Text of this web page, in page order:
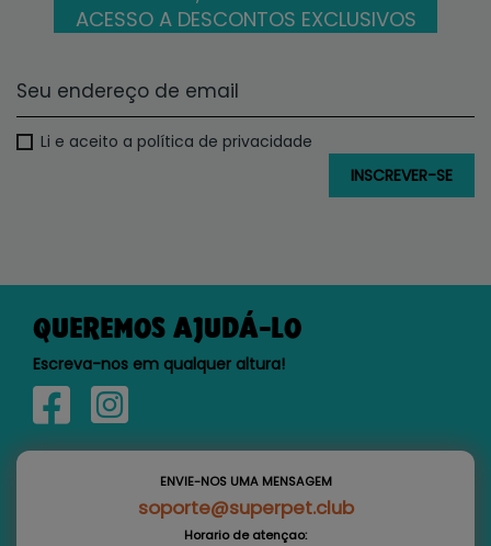
ACESSO A DESCONTOS EXCLUSIVOS
Li e aceito a política de privacidade
QUEREMOS AJUDÁ-LO
Escreva-nos em qualquer altura!
ENVIE-NOS UMA MENSAGEM
soporte@superpet.club
Horario de atençao: